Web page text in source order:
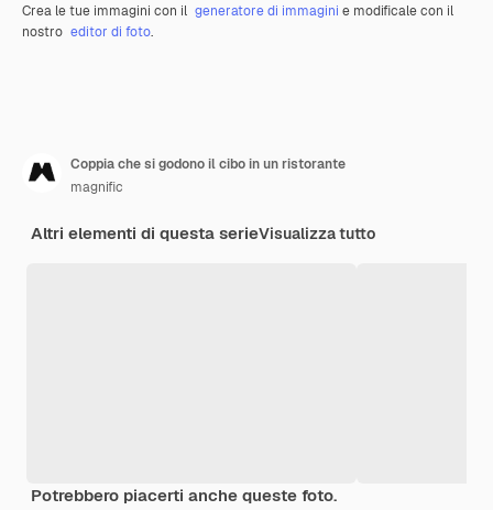
Crea le tue immagini con il generatore di immagini e modificale con il
nostro editor di foto.
Coppia che si godono il cibo in un ristorante
magnific
Altri elementi di questa serieVisualizza tutto
Potrebbero piacerti anche queste foto.